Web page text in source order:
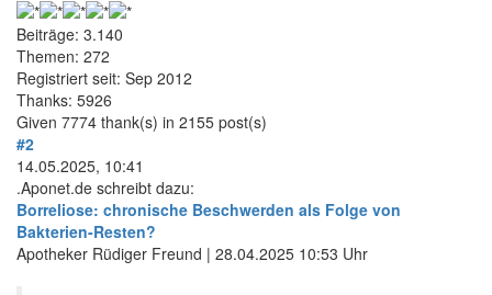
Beiträge: 3.140
Themen: 272
Registriert seit: Sep 2012
Thanks: 5926
Given 7774 thank(s) in 2155 post(s)
#2
14.05.2025, 10:41
.Aponet.de schreibt dazu:
Borreliose: chronische Beschwerden als Folge von
Bakterien-Resten?
Apotheker Rüdiger Freund | 28.04.2025 10:53 Uhr